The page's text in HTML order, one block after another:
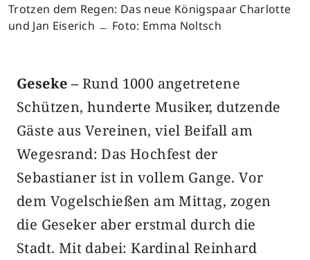
Trotzen dem Regen: Das neue Königspaar Charlotte
und Jan Eiserich ﹘ Foto: Emma Noltsch
Geseke – Rund 1000 angetretene
Schützen, hunderte Musiker, dutzende
Gäste aus Vereinen, viel Beifall am
Wegesrand: Das Hochfest der
Sebastianer ist in vollem Gange. Vor
dem Vogelschießen am Mittag, zogen
die Geseker aber erstmal durch die
Stadt. Mit dabei: Kardinal Reinhard